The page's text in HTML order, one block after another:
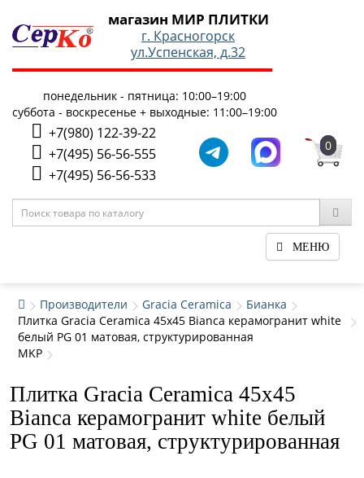
магазин МИР ПЛИТКИ
г. Красногорск
ул.Успенская, д.32
понедельник - пятница: 10:00–19:00
суббота - воскресенье + выходные: 11:00–19:00
+7(980) 122-39-22
+7(495) 56-56-555
+7(495) 56-56-533
0
МЕНЮ
Производители Gracia Ceramica
Бианка
Плитка Gracia Ceramica 45x45 Bianca керамогранит white
белый PG 01 матовая, структурированная
MKP
Плитка Gracia Ceramica 45x45
Bianca керамогранит white белый
PG 01 матовая, структурированная